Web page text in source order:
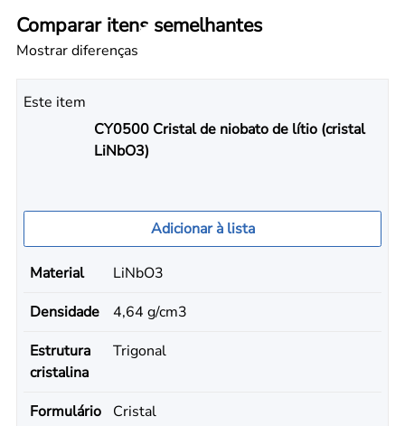
Comparar itens semelhantes
Mostrar diferenças
Este item
CY0500 Cristal de niobato de lítio (cristal
LiNbO3)
Adicionar à lista
Material
LiNbO3
Densidade
4,64 g/cm3
Estrutura
cristalina
Trigonal
Formulário
Cristal